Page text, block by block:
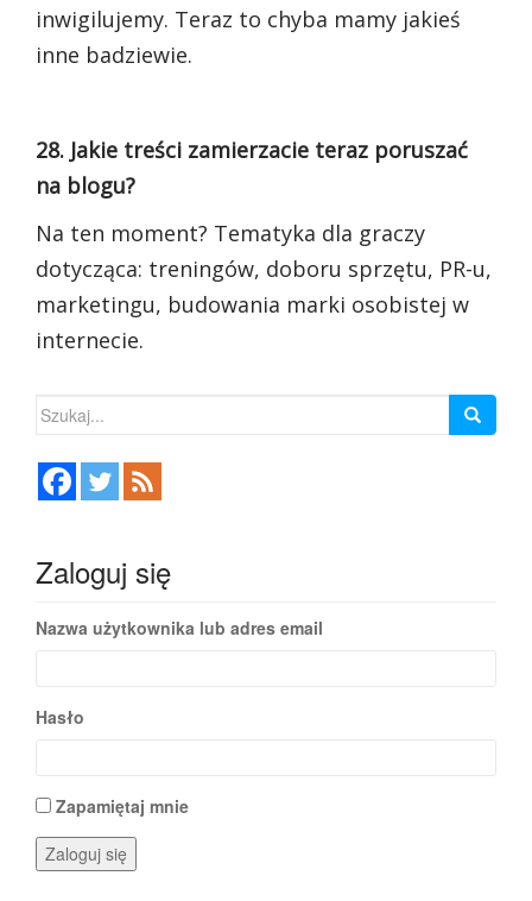
inwigilujemy. Teraz to chyba mamy jakieś
inne badziewie.
28. Jakie treści zamierzacie teraz poruszać
na blogu?
Na ten moment? Tematyka dla graczy
dotycząca: treningów, doboru sprzętu, PR-u,
marketingu, budowania marki osobistej w
internecie.
Szukaj:
Zaloguj się
Nazwa użytkownika lub adres email
Hasło
Zapamiętaj mnie
Zaloguj się